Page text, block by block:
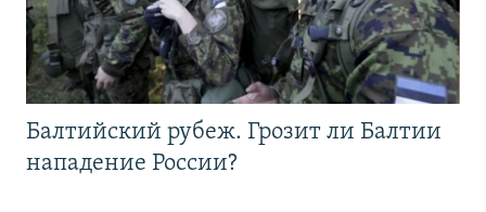
Балтийский рубеж. Грозит ли Балтии
нападение России?